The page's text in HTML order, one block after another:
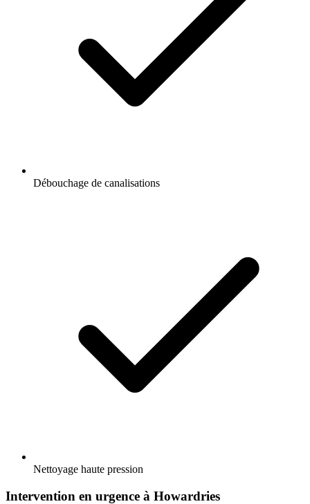
Débouchage de canalisations
Nettoyage haute pression
Intervention en urgence à Howardries